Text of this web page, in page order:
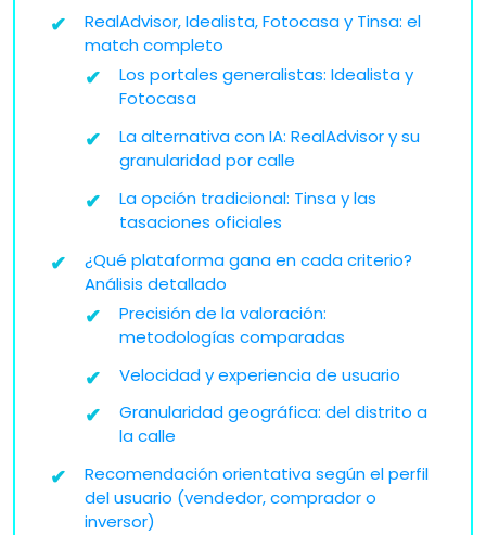
RealAdvisor, Idealista, Fotocasa y Tinsa: el
match completo
Los portales generalistas: Idealista y
Fotocasa
La alternativa con IA: RealAdvisor y su
granularidad por calle
La opción tradicional: Tinsa y las
tasaciones oficiales
¿Qué plataforma gana en cada criterio?
Análisis detallado
Precisión de la valoración:
metodologías comparadas
Velocidad y experiencia de usuario
Granularidad geográfica: del distrito a
la calle
Recomendaciónorientativasegúnelperfil
delusuario (vendedor,compradoro
inversor)